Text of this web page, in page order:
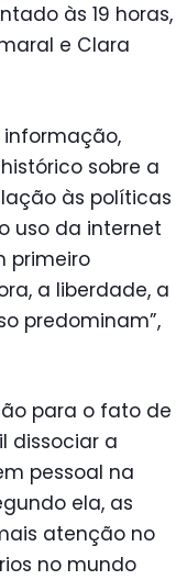
às 19 horas,
e Clara
informação,
sobre a
às políticas
uso da internet
primeiro
a liberdade, a
predominam”,
para o fato de
dissociar a
pessoal na
ela, as
atenção no
no mundo